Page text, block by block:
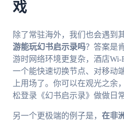
戏
除了常驻海外，我们也会遇到
游能玩幻书启示录吗？答案是
游时网络环境更复杂，酒店Wi-
一个能快速切换节点、对移动
上用场了。你可以在观光之余
松登录《幻书启示录》做做日
另一个更极端的例子是， 在非